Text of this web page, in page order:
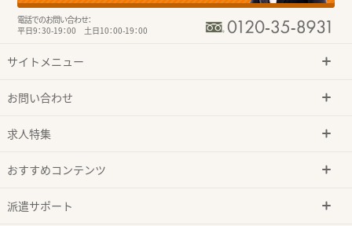
電話でのお問い合わせ：
平日9：30-19：00 土日10：00-19：00
サイトメニュー
お問い合わせ
求人特集
おすすめコンテンツ
派遣サポート